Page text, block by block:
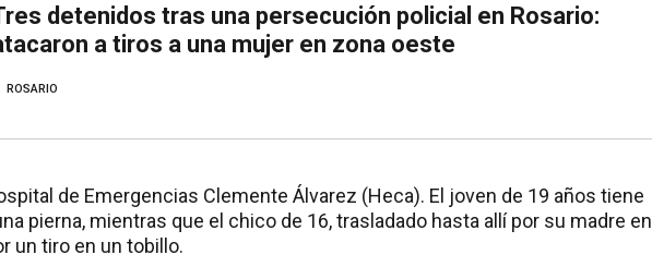
detenidos tras una persecución policial en Rosario:
a tiros a una mujer en zona oeste
ROSARIO
de Emergencias Clemente Álvarez (Heca). El joven de 19 años tiene
pierna, mientras que el chico de 16, trasladado hasta allí por su madre en
un tiro en un tobillo.